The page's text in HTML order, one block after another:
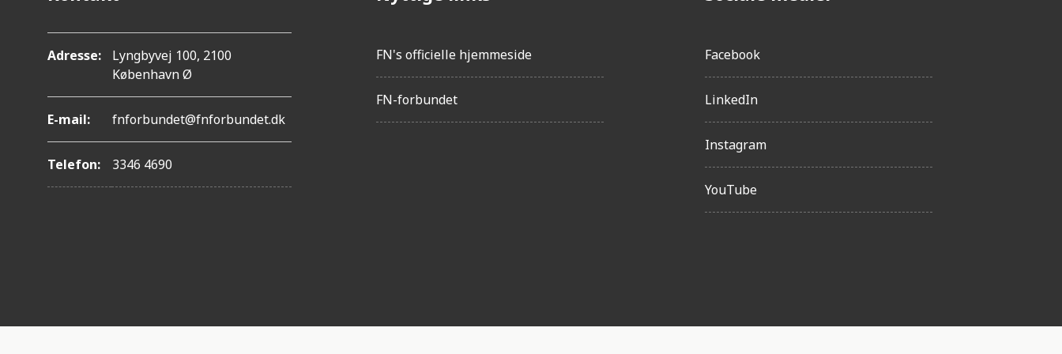
Adresse:
Lyngbyvej 100, 2100
København Ø
E-mail: fnforbundet@fnforbundet.dk
Telefon: 3346 4690
FN's officielle hjemmeside
FN-forbundet
Facebook
LinkedIn
Instagram
YouTube